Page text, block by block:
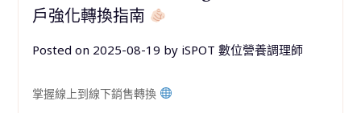
戶強化轉換指南
Posted on 2025-08-19 by iSPOT 數位營養調理師
掌握線上到線下銷售轉換